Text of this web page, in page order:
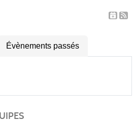
Évènements passés